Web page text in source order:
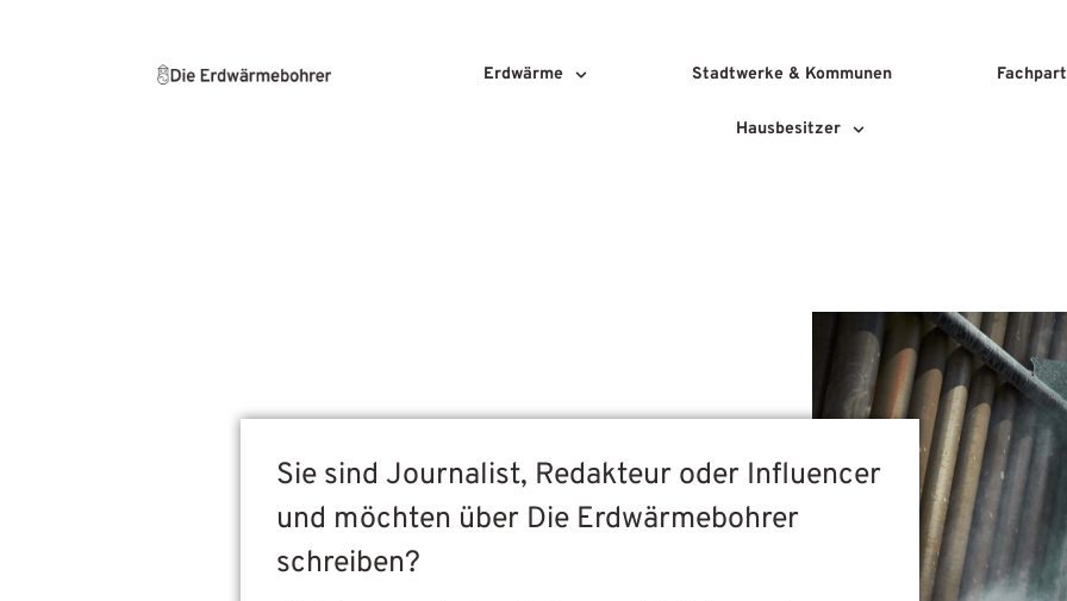
Erdwärme Stadtwerke & Kommunen
Hausbesitzer
Sie sind Journalist, Redakteur oder Influencer
und möchten über Die Erdwärmebohrer
schreiben?